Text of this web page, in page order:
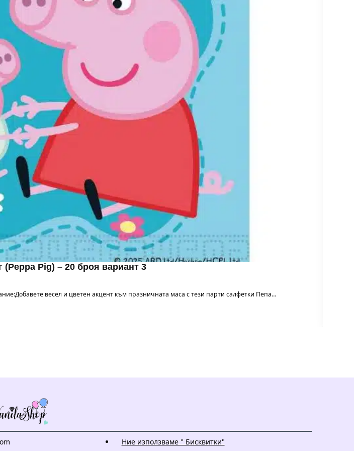
Pig) – 20 броя вариант 3
весел и цветен акцент към празничната маса с тези парти салфетки Пепа…
Ние използваме " Бисквитки"